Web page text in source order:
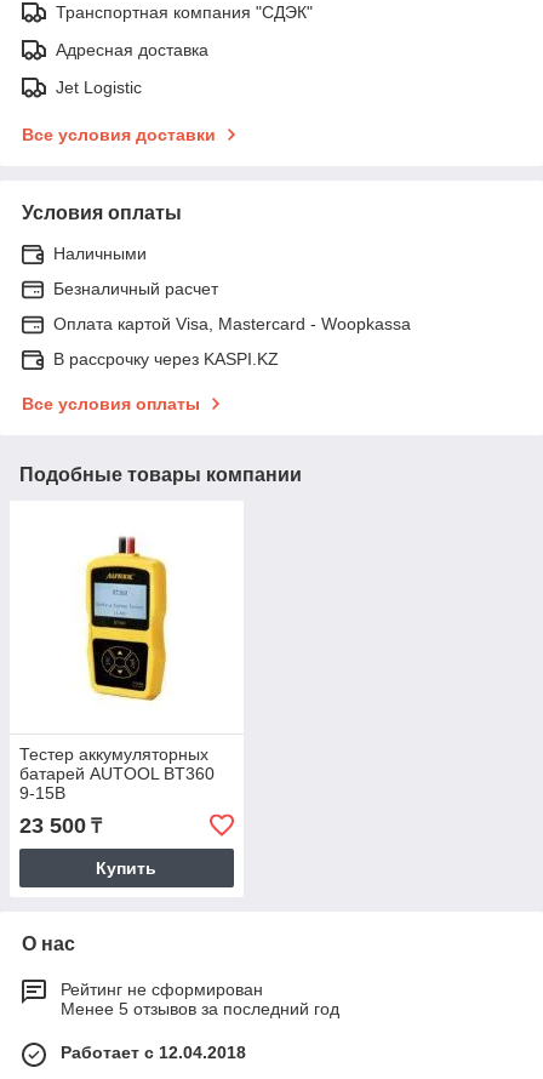
Транспортная компания "СДЭК"
Адресная доставка
Jet Logistic
Все условия доставки
Условия оплаты
Наличными
Безналичный расчет
Оплата картой Visa, Mastercard - Woopkassa
В рассрочку через KASPI.KZ
Все условия оплаты
Подобные товары компании
Тестер аккумуляторных
батарей AUTOOL BT360
9-15В
23 500 ₸
Купить
О нас
Рейтинг не сформирован
Менее 5 отзывов за последний год
Работает с 12.04.2018